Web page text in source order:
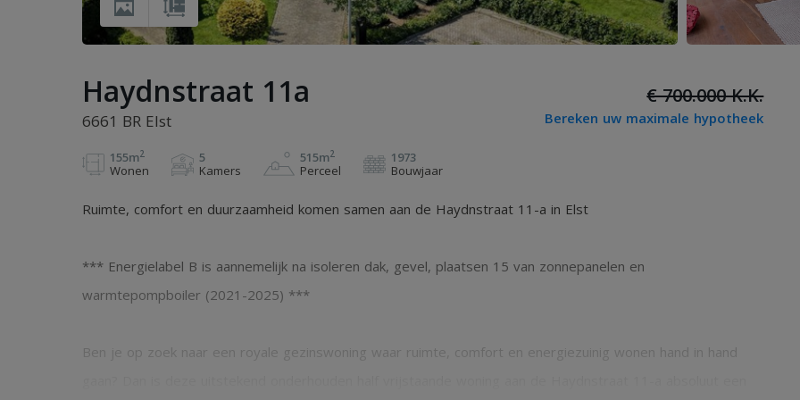
Haydnstraat 11a
6661 BR Elst
€ 700.000 K.K.
Bereken uw maximale hypotheek
155m2
Wonen
5
Kamers
515m2
Perceel
1973
Bouwjaar
Ruimte, comfort en duurzaamheid komen samen aan de Haydnstraat 11-a in Elst
*** Energielabel B is aannemelijk na isoleren dak, gevel, plaatsen 15 van zonnepanelen en
warmtepompboiler (2021-2025) ***
Ben je op zoek naar een royale gezinswoning waar ruimte, comfort en energiezuinig wonen hand in hand